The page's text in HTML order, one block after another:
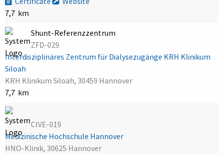
7,7 km
Shunt-Referenzzentrum
ZFD-029
Interdisziplinäres Zentrum für Dialysezugänge KRH Klinikum
Siloah
KRH Klinikum Siloah, 30459 Hannover
7,7 km
CIVE-019
Medizinische Hochschule Hannover
HNO-Klinik, 30625 Hannover